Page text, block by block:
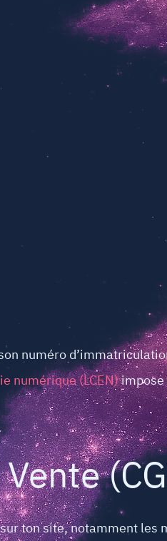
numéro
numérique (LCEN)impose
ton site, notamment les